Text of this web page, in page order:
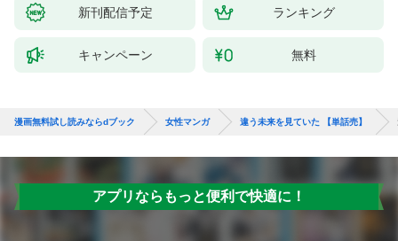
新刊配信予定 ランキング
キャンペーン 無料
漫画無料試し読みならdブック 女性マンガ 違う未来を見ていた 【単話売】
アプリならもっと便利で快適に！